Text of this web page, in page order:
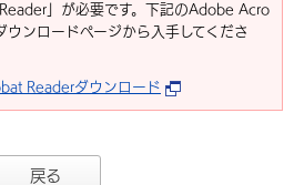
」が必要です。下記のAdobe Acro
ウンロードページから入手してくださ
Readerダウンロード
戻る